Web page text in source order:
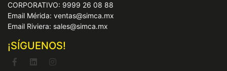
CORPORATIVO: 9999 26 08 88
Email Mérida: ventas@simca.mx
Email Riviera: sales@simca.mx
¡SÍGUENOS!